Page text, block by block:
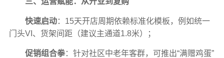
快速启动：15天开店周期依赖标准化模板，例如统一
门头VI、货架间距（建议主通道1.8米）；
促销组合拳：针对社区中老年客群，可推出“满赠鸡蛋”